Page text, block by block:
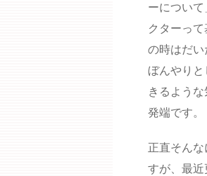
ーについ
クターっ
の時はだい
ぼんやり
きるよう
発端です。
正直そん
すが、最